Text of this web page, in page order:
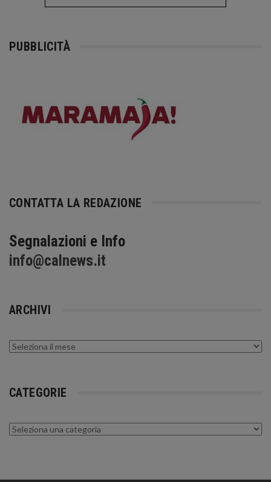
PUBBLICITÀ
CONTATTA LA REDAZIONE
Segnalazioni e Info
info@calnews.it
ARCHIVI
Archivi
CATEGORIE
Categorie